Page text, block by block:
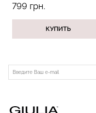
799 грн.
КУПИТЬ
Бесшовный топ с легкой
SHAPEWEAR nude